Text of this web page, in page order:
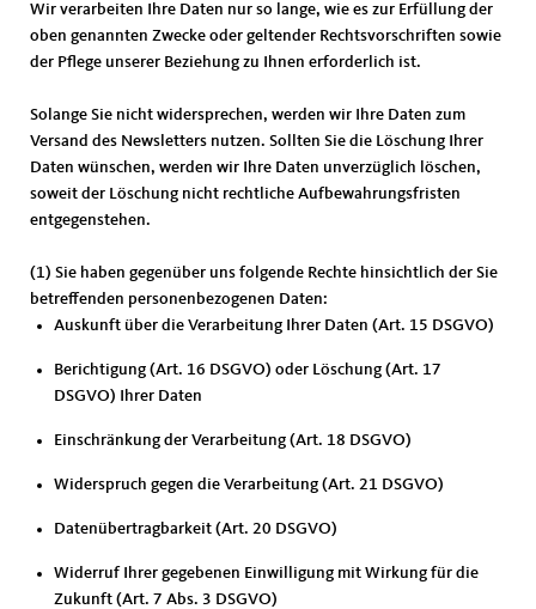
Wir verarbeiten Ihre Daten nur so lange, wie es zur Erfüllung der
oben genannten Zwecke oder geltender Rechtsvorschriften sowie
der Pflege unserer Beziehung zu Ihnen erforderlich ist.
Solange Sie nicht widersprechen, werden wir Ihre Daten zum
Versand des Newsletters nutzen. Sollten Sie die Löschung Ihrer
Daten wünschen, werden wir Ihre Daten unverzüglich löschen,
soweit der Löschung nicht rechtliche Aufbewahrungsfristen
entgegenstehen.
(1) Sie haben gegenüber uns folgende Rechte hinsichtlich der Sie
betreffenden personenbezogenen Daten:
Auskunft über die Verarbeitung Ihrer Daten (Art. 15 DSGVO)
Berichtigung (Art. 16 DSGVO) oder Löschung (Art. 17
DSGVO) Ihrer Daten
Einschränkung der Verarbeitung (Art. 18 DSGVO)
Widerspruch gegen die Verarbeitung (Art. 21 DSGVO)
Datenübertragbarkeit (Art. 20 DSGVO)
Widerruf Ihrer gegebenen Einwilligung mit Wirkung für die
Zukunft (Art. 7 Abs. 3 DSGVO)